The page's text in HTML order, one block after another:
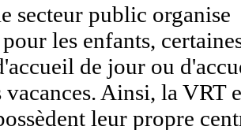
secteur public organise
les enfants,
de jour ou
vacances. Ainsi, la VRT
leur propre